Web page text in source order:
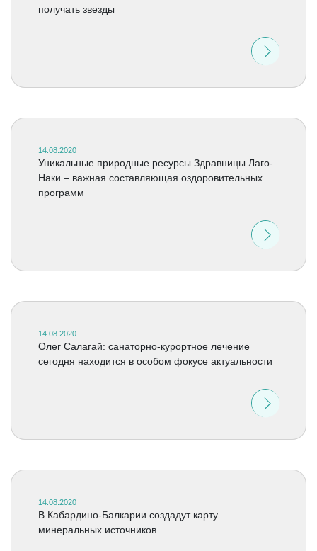
получать звезды
14.08.2020
Уникальные природные ресурсы Здравницы Лаго-
Наки – важная составляющая оздоровительных
программ
14.08.2020
Олег Салагай: санаторно-курортное лечение
сегодня находится в особом фокусе актуальности
14.08.2020
В Кабардино-Балкарии создадут карту
минеральных источников